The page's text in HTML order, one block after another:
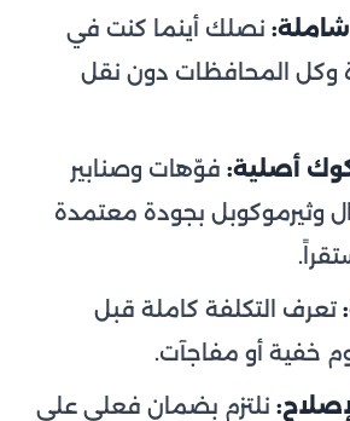
نصلك أينما كنت في
وكل المحافظات دون نقل
أصلية: فوّهات وصنابير
وثيرموكوبل بجودة معتمدة
تعرف التكلفة كاملة قبل
خفية أو مفاجآت.
نلتزم بضمان فعلي على